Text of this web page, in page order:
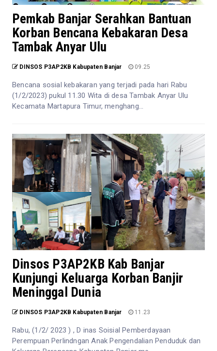
Pemkab Banjar Serahkan Bantuan
Korban Bencana Kebakaran Desa
Tambak Anyar Ulu
DINSOS P3AP2KB Kabupaten Banjar 09.25
Bencana sosial kebakaran yang terjadi pada hari Rabu
(1/2/2023) pukul 11.30 Wita di desa Tambak Anyar Ulu
Kecamata Martapura Timur, menghang...
Dinsos P3AP2KB Kab Banjar
Kunjungi Keluarga Korban Banjir
Meninggal Dunia
DINSOS P3AP2KB Kabupaten Banjar 11.23
Rabu, (1/2/ 2023 ) , D inas Soisial Pemberdayaan
Perempuan Perlindngan Anak Pengendalian Penduduk dan